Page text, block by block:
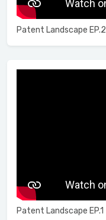
Patent Landscape EP.2
Patent Landscape EP.1